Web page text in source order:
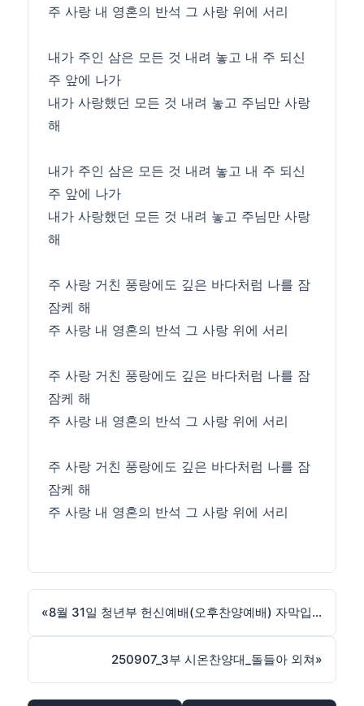
주 사랑 내 영혼의 반석 그 사랑 위에 서리
내가 주인 삼은 모든 것 내려 놓고 내 주 되신
주 앞에 나가
내가 사랑했던 모든 것 내려 놓고 주님만 사랑
해
내가 주인 삼은 모든 것 내려 놓고 내 주 되신
주 앞에 나가
내가 사랑했던 모든 것 내려 놓고 주님만 사랑
해
주 사랑 거친 풍랑에도 깊은 바다처럼 나를 잠
잠케 해
주 사랑 내 영혼의 반석 그 사랑 위에 서리
주 사랑 거친 풍랑에도 깊은 바다처럼 나를 잠
잠케 해
주 사랑 내 영혼의 반석 그 사랑 위에 서리
주 사랑 거친 풍랑에도 깊은 바다처럼 나를 잠
잠케 해
주 사랑 내 영혼의 반석 그 사랑 위에 서리
« 8월 31일 청년부 헌신예배(오후찬양예배) 자막입니다!
250907_3부 시온찬양대_돌들아 외쳐»